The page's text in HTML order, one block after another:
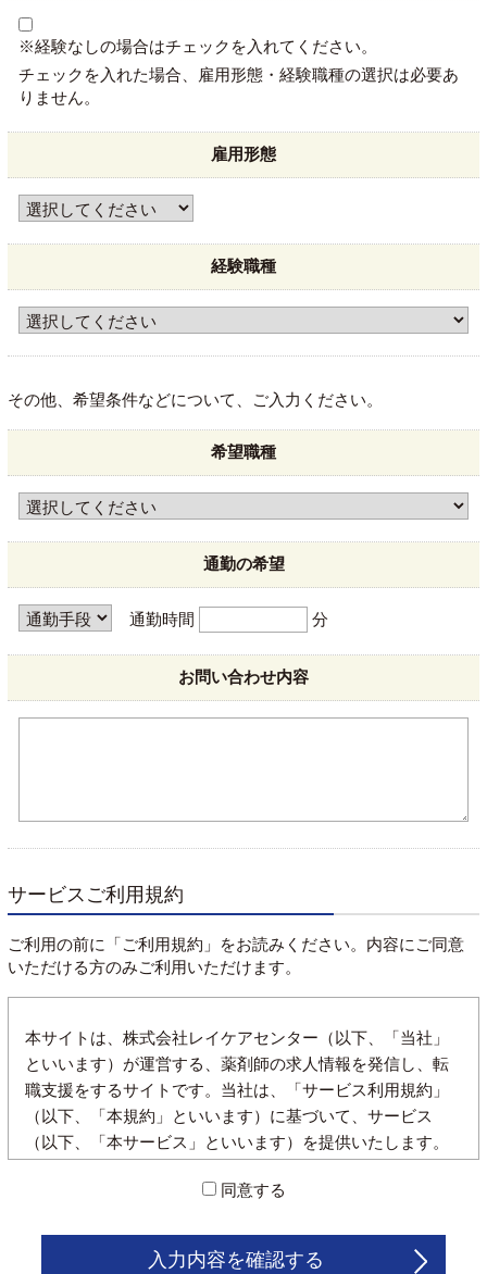
※経験なしの場合はチェックを入れてください。
チェックを入れた場合、雇用形態・経験職種の選択は必要あ
りません。
雇用形態
経験職種
その他、希望条件などについて、ご入力ください。
希望職種
通勤の希望
通勤時間 分
お問い合わせ内容
サービスご利用規約
ご利用の前に「ご利用規約」をお読みください。内容にご同意
いただける方のみご利用いただけます。
本サイトは、株式会社レイケアセンター（以下、「当社」
といいます）が運営する、薬剤師の求人情報を発信し、転
職支援をするサイトです。当社は、「サービス利用規約」
（以下、「本規約」といいます）に基づいて、サービス
（以下、「本サービス」といいます）を提供いたします。
いいます）に適用され又、利用者は以下の規約を遵守する
同意する
入力内容を確認する